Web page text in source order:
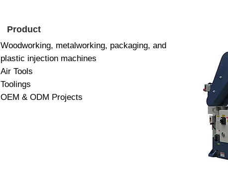
Product
Woodworking, metalworking, packaging, and
plastic injection machines
Air Tools
Toolings
OEM & ODM Projects